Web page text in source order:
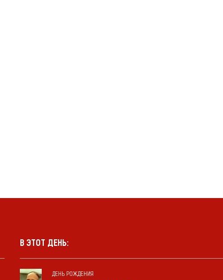
В ЭТОТ ДЕНЬ:
ДЕНЬ РОЖДЕНИЯ